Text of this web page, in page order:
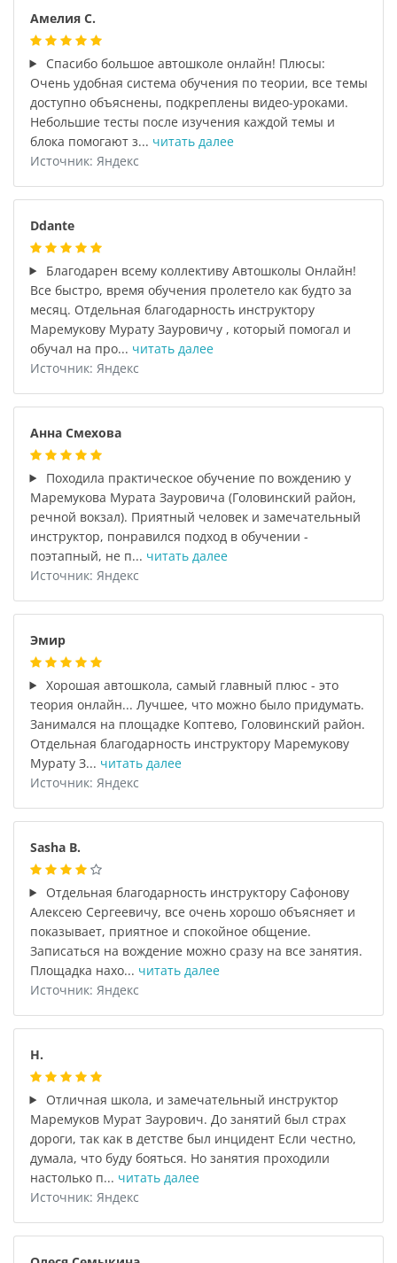
Амелия С.
Спасибо большое автошколе онлайн! Плюсы:
Очень удобная система обучения по теории, все темы
доступно объяснены, подкреплены видео-уроками.
Небольшие тесты после изучения каждой темы и
блока помогают з... читать далее
Источник: Яндекс
Ddante
Благодарен всему коллективу Автошколы Онлайн!
Все быстро, время обучения пролетело как будто за
месяц. Отдельная благодарность инструктору
Маремукову Мурату Зауровичу , который помогал и
обучал на про... читать далее
Источник: Яндекс
Анна Смехова
Походила практическое обучение по вождению у
Маремукова Мурата Зауровича (Головинский район,
речной вокзал). Приятный человек и замечательный
инструктор, понравился подход в обучении -
поэтапный, не п... читать далее
Источник: Яндекс
Эмир
Хорошая автошкола, самый главный плюс - это
теория онлайн... Лучшее, что можно было придумать.
Занимался на площадке Коптево, Головинский район.
Отдельная благодарность инструктору Маремукову
Мурату З... читать далее
Источник: Яндекс
Sasha B.
Отдельная благодарность инструктору Сафонову
Алексею Сергеевичу, все очень хорошо объясняет и
показывает, приятное и спокойное общение.
Записаться на вождение можно сразу на все занятия.
Площадка нахо... читать далее
Источник: Яндекс
Н.
Отличная школа, и замечательный инструктор
Маремуков Мурат Заурович. До занятий был страх
дороги, так как в детстве был инцидент Если честно,
думала, что буду бояться. Но занятия проходили
настолько п... читать далее
Источник: Яндекс